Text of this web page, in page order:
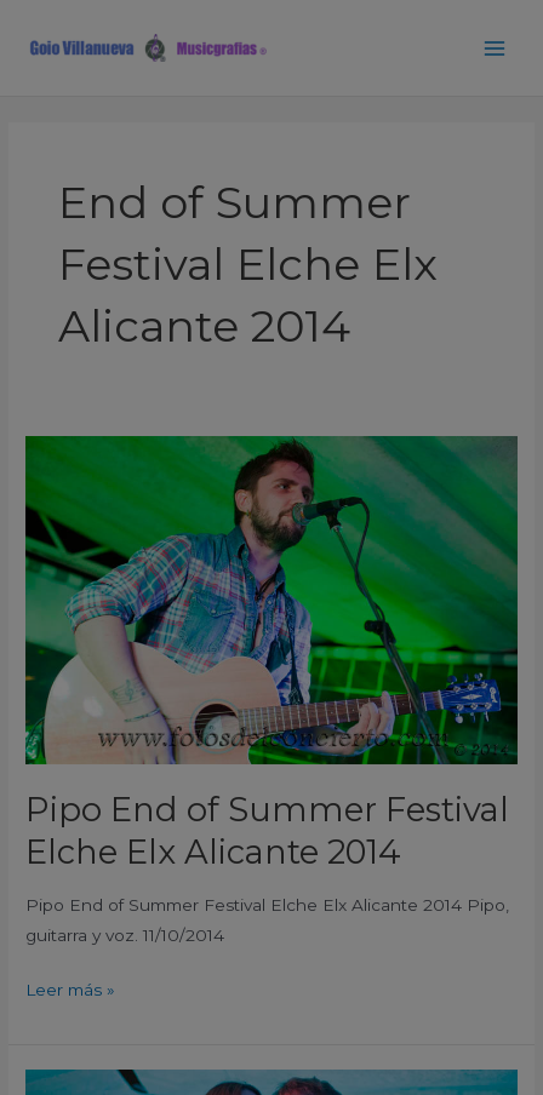
End of Summer
Festival Elche Elx
Alicante 2014
Pipo End of Summer Festival
Elche Elx Alicante 2014
Pipo End of Summer Festival Elche Elx Alicante 2014 Pipo,
guitarra y voz. 11/10/2014
of
Summer
Festival
Elche
Alicante
2014
Leer más »
Marcelo